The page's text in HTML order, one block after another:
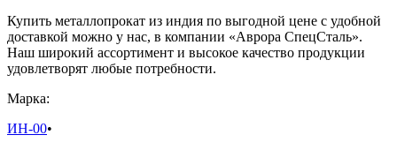
Купить металлопрокат из индия по выгодной цене с удобной
доставкой можно у нас, в компании «Аврора СпецСталь».
Наш широкий ассортимент и высокое качество продукции
удовлетворят любые потребности.
Марка:
ИН-00•